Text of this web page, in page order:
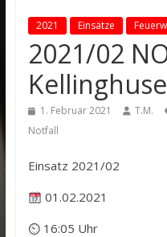
2021 Einsätze
2021/02
1. Februar 2021 T.M.
Notfall
Einsatz 2021/02
01.02.2021
⏲ 16:05 Uhr